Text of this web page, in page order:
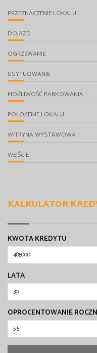
PRZEZNACZENIE LOKALU
DOJAZD
OGRZEWANIE
USYTUOWANIE
MOŻLIWOŚĆ PARKOWANIA
POŁOŻENIE LOKALU
WITRYNA WYSTAWOWA
WEJŚCIE
KALKULATOR
KWOTA KREDYTU
LATA
OPROCENTOWANIE